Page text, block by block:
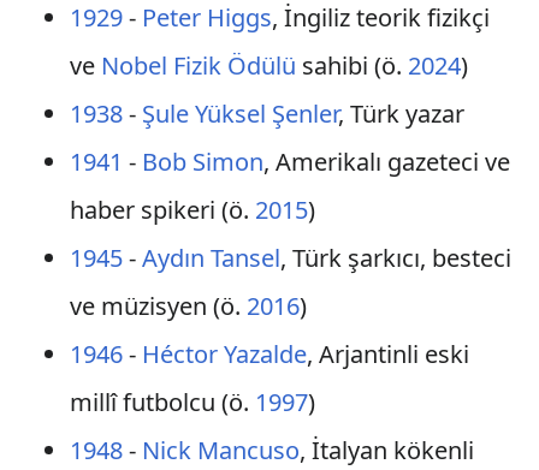
1929- Peter Higgs, İngiliz teorik fizikçi
ve Nobel Fizik Ödülü sahibi (ö. 2024)
1938- Şule Yüksel Şenler, Türk yazar
1941 - Bob Simon, Amerikalı gazeteci ve
haber spikeri (ö. 2015)
1945-Aydın Tansel, Türk şarkıcı, besteci
ve müzisyen (ö. 2016)
1946- Héctor Yazalde, Arjantinli eski
millî futbolcu (ö. 1997)
1948- Nick Mancuso, İtalyan kökenli